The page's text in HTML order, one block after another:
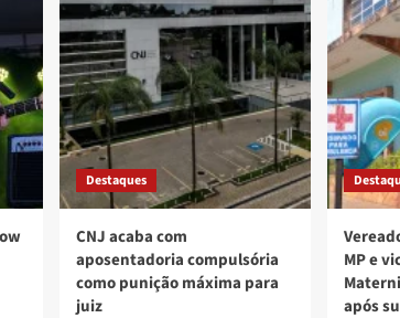
Destaques
CNJ acaba com
aposentadoria compulsória
como punição máxima para
juiz
MP e
após